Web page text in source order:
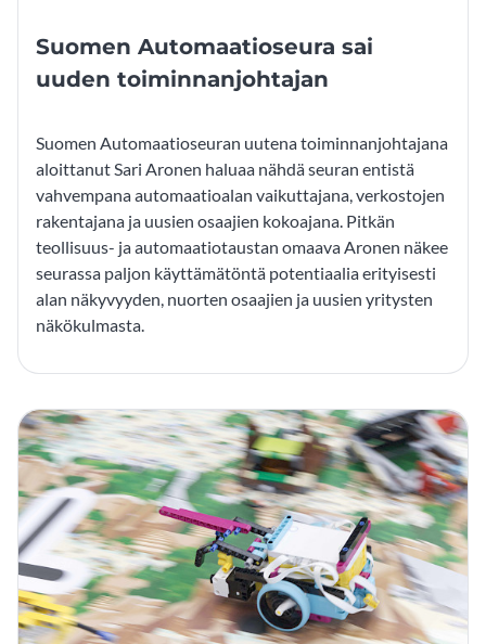
Suomen Automaatioseura sai
uuden toiminnanjohtajan
Suomen Automaatioseuran uutena toiminnanjohtajana
aloittanut Sari Aronen haluaa nähdä seuran entistä
vahvempana automaatioalan vaikuttajana, verkostojen
rakentajana ja uusien osaajien kokoajana. Pitkän
teollisuus- ja automaatiotaustan omaava Aronen näkee
seurassa paljon käyttämätöntä potentiaalia erityisesti
alan näkyvyyden, nuorten osaajien ja uusien yritysten
näkökulmasta.